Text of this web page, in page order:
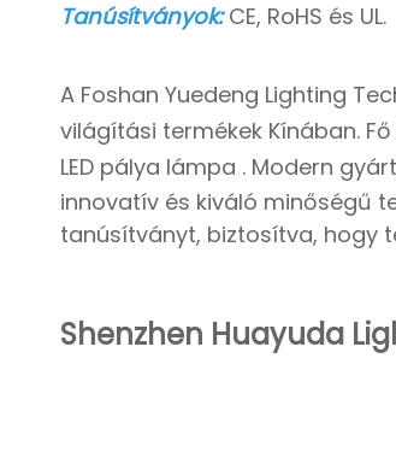
Tanúsítványok:CE, RoHS és UL.
A Foshan Yuedeng Lighting
világítási termékek Kínában.
LED pálya lámpa . Modern
innovatív és kiváló minőségű
tanúsítványt, biztosítva, hogy
Shenzhen Huayuda